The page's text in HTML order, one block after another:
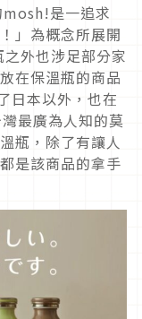
mosh!是一追求
」為概念所展開
外也涉足部分家
在保溫瓶的商品
日本以外，也在
最廣為人知的莫
瓶，除了有讓人
是該商品的拿手